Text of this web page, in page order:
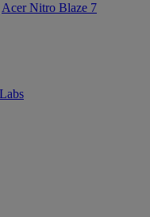
Acer Nitro Blaze 7